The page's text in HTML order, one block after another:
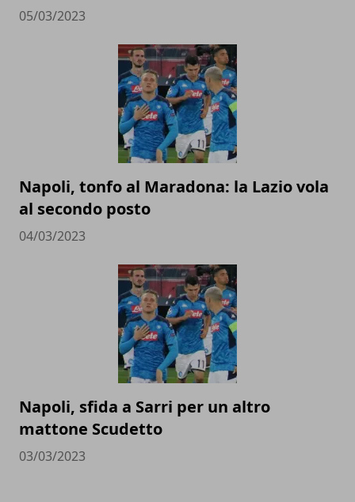
05/03/2023
Napoli, tonfo al Maradona: la Lazio vola
al secondo posto
04/03/2023
Napoli, sfida a Sarri per un altro
mattone Scudetto
03/03/2023